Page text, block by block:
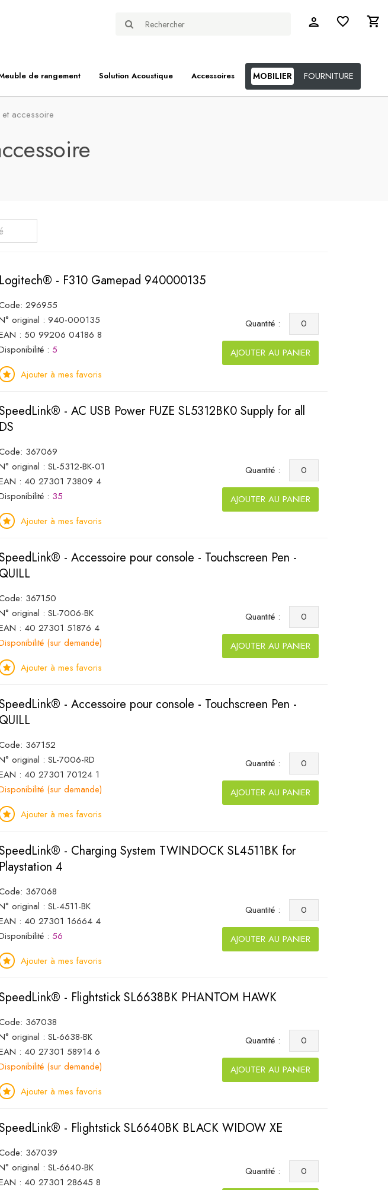
de rangement Solution Acoustique Accessoires MOBILIER FOURNITURE
et accessoire
Logitech® - F310 Gamepad 940000135
296955
original : 940-000135
: 50 99206 04186 8
: 5
Ajouter à mes favoris
Quantité :
AJOUTER AU PANIER
- AC USB Power FUZE SL5312BK0 Supply for all
DS
367069
original : SL-5312-BK-01
: 40 27301 73809 4
: 35
Ajouter à mes favoris
Quantité :
AJOUTER AU PANIER
- Accessoire pour console - Touchscreen Pen -
QUILL
367150
original : SL-7006-BK
: 40 27301 51876 4
(sur demande)
Ajouter à mes favoris
Quantité :
AJOUTER AU PANIER
- Accessoire pour console - Touchscreen Pen -
QUILL
367152
original : SL-7006-RD
: 40 27301 70124 1
(sur demande)
Ajouter à mes favoris
Quantité :
AJOUTER AU PANIER
- Charging System TWINDOCK SL4511BK for
Playstation 4
367068
original : SL-4511-BK
: 40 27301 16664 4
: 56
Ajouter à mes favoris
Quantité :
AJOUTER AU PANIER
- Flightstick SL6638BK PHANTOM HAWK
367038
original : SL-6638-BK
: 40 27301 58914 6
(sur demande)
Ajouter à mes favoris
Quantité :
AJOUTER AU PANIER
- Flightstick SL6640BK BLACK WIDOW XE
367039
original : SL-6640-BK
: 40 27301 28645 8
Quantité :